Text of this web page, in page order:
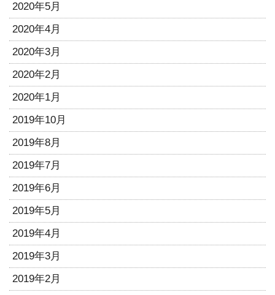
2020年5月
2020年4月
2020年3月
2020年2月
2020年1月
2019年10月
2019年8月
2019年7月
2019年6月
2019年5月
2019年4月
2019年3月
2019年2月